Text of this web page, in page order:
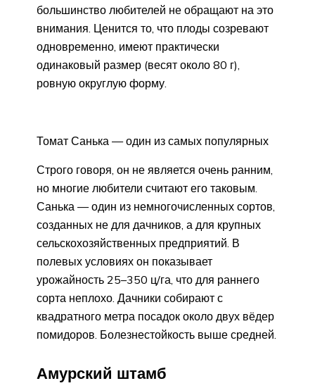
большинство любителей не обращают на это
внимания. Ценится то, что плоды созревают
одновременно, имеют практически
одинаковый размер (весят около 80 г),
ровную округлую форму.
Томат Санька — один из самых популярных
Строго говоря, он не является очень ранним,
но многие любители считают его таковым.
Санька — один из немногочисленных сортов,
созданных не для дачников, а для крупных
сельскохозяйственных предприятий. В
полевых условиях он показывает
урожайность 25–350 ц/га, что для раннего
сорта неплохо. Дачники собирают с
квадратного метра посадок около двух вёдер
помидоров. Болезнестойкость выше средней.
Амурский штамб